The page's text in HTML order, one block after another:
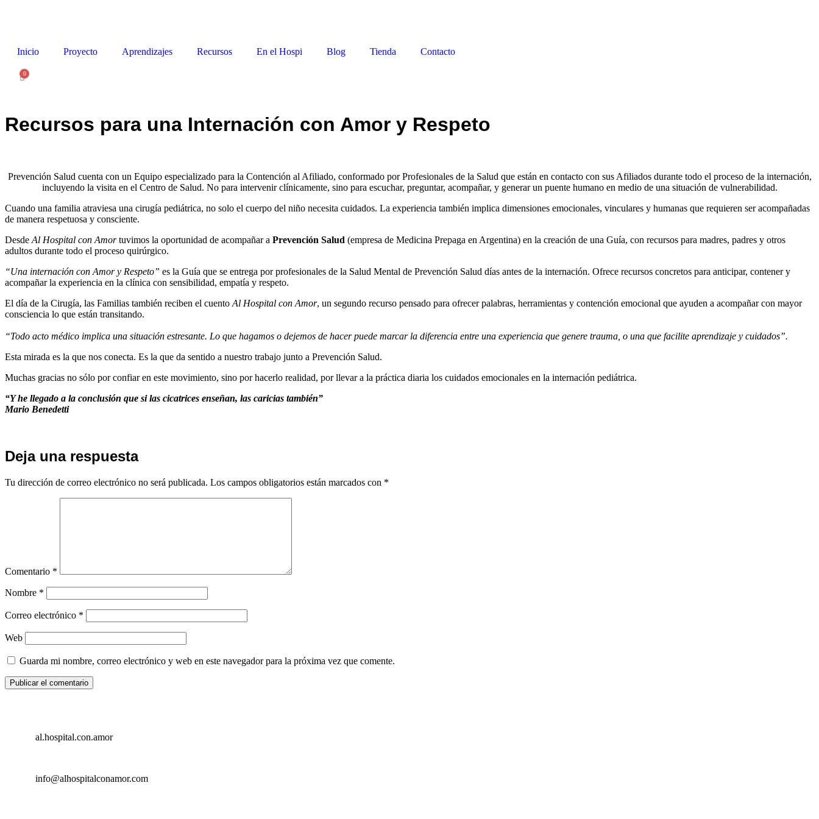
Inicio Proyecto Aprendizajes Recursos En el Hospi Blog Tienda Contacto
0
Recursos para una Internación con Amor y Respeto
Prevención Salud cuenta con un Equipo especializado para la Contención al Afiliado, conformado por Profesionales de la Salud que están en contacto con sus Afiliados durante todo el proceso de la internación,
incluyendo la visita en el Centro de Salud. No para intervenir clínicamente, sino para escuchar, preguntar, acompañar, y generar un puente humano en medio de una situación de vulnerabilidad.
Cuando una familia atraviesa una cirugía pediátrica, no solo el cuerpo del niño necesita cuidados. La experiencia también implica dimensiones emocionales, vinculares y humanas que requieren ser acompañadas
de manera respetuosa y consciente.
Desde Al Hospital con Amortuvimos la oportunidad de acompañar a Prevención Salud (empresa de Medicina Prepaga en Argentina) en la creación de una Guía, con recursos para madres, padres y otros
adultos durante todo el proceso quirúrgico.
“Una internación con Amor y Respeto” es la Guía que se entrega por profesionales de la Salud Mental de Prevención Salud días antes de la internación. Ofrece recursos concretos para anticipar, contener y
acompañar la experiencia en la clínica con sensibilidad, empatía y respeto.
El día de la Cirugía, las Familias también reciben el cuento Al Hospital con Amor, un segundo recurso pensado para ofrecer palabras, herramientas y contención emocional que ayuden a acompañar con mayor
consciencia lo que están transitando.
“Todo acto médico implica una situación estresante. Lo que hagamos o dejemos de hacer puede marcar la diferencia entre una experiencia que genere trauma, o una que facilite aprendizaje y cuidados”.
Esta mirada es la que nos conecta. Es la que da sentido a nuestro trabajo junto a Prevención Salud.
Muchas gracias no sólo por confiar en este movimiento, sino por hacerlo realidad, por llevar a la práctica diaria los cuidados emocionales en la internación pediátrica.
“Y he llegado a la conclusión que si las cicatrices enseñan, las caricias también”
Mario Benedetti
Deja una respuesta
Tu dirección de correo electrónico no será publicada. Los campos obligatorios están marcados con *
Comentario *
Nombre *
Correo electrónico *
Web
Guarda mi nombre, correo electrónico y web en este navegador para la próxima vez que comente.
al.hospital.con.amor
info@alhospitalconamor.com